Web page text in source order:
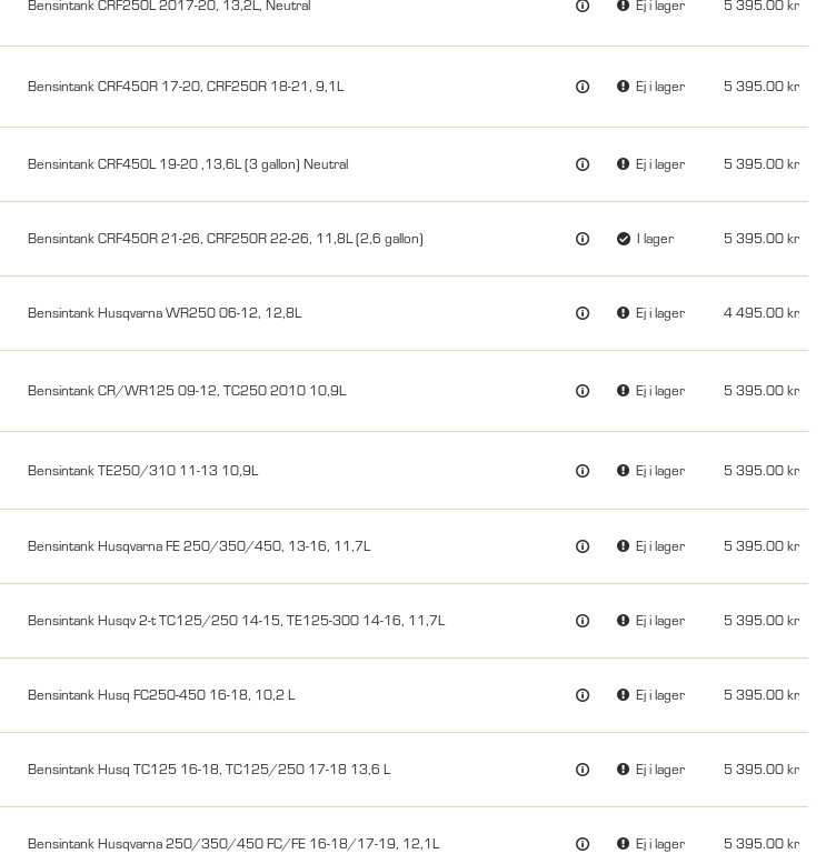
Bensintank CRF250L 2017-20, 13,2L, Neutral Ej i lager 5 395.00
Bensintank CRF450R 17-20, CRF250R 18-21, 9,1L Ej i lager 5 395.00
Bensintank CRF450L 19-20 ,13,6L (3 gallon) Neutral Ej i lager 5 395.00
Bensintank CRF450R 21-26, CRF250R 22-26, 11,8L (2,6 gallon) I lager 5 395.00
Bensintank Husqvarna WR250 06-12, 12,8L Ej i lager 4 495.00
Bensintank CR/WR125 09-12, TC250 2010 10,9L Ej i lager 5 395.00
Bensintank TE250/310 11-13 10,9L Ej i lager 5 395.00
Bensintank Husqvarna FE 250/350/450, 13-16, 11,7L Ej i lager 5 395.00
Bensintank Husqv 2-t TC125/250 14-15, TE125-300 14-16, 11,7L Ej i lager 5 395.00
Bensintank Husq FC250-450 16-18, 10,2 L Ej i lager 5 395.00
Bensintank Husq TC125 16-18, TC125/250 17-18 13,6 L Ej i lager 5 395.00
Bensintank Husqvarna 250/350/450 FC/FE 16-18/17-19, 12,1L Ej i lager 5 395.00